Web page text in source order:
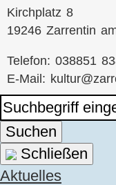
Kirchplatz 8
19246 Zarrentin
Telefon: 038851
E-Mail:
Suchen
Schließen
Navigation
Aktuelles